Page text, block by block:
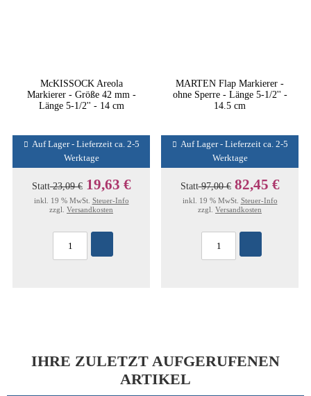
McKISSOCK Areola
Markierer - Größe 42 mm -
Länge 5-1/2'' - 14 cm
Auf Lager - Lieferzeit ca. 2-5
Werktage
Statt23,09 € 19,63 €
inkl. 19 % MwSt. Steuer-Info
zzgl. Versandkosten
MARTEN Flap Markierer -
ohne Sperre - Länge 5-1/2'' -
14.5 cm
Auf Lager - Lieferzeit ca. 2-5
Werktage
Statt97,00 € 82,45 €
inkl. 19 % MwSt. Steuer-Info
zzgl. Versandkosten
IHRE ZULETZT AUFGERUFENEN
ARTIKEL